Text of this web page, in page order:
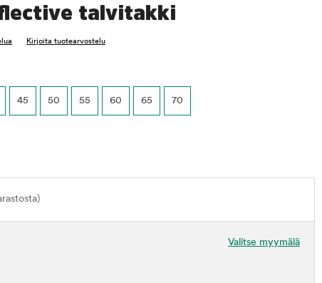
talvitakki
Kirjoita tuotearvostelu
45 50 55 60 65 70
Valitse myymälä